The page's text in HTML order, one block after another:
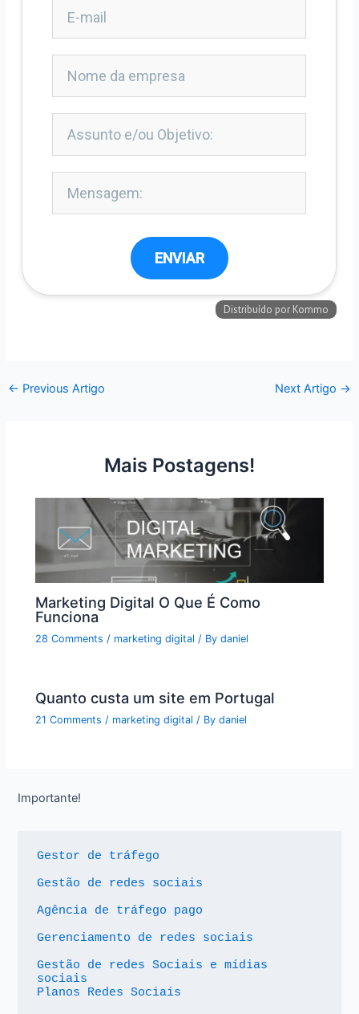
← Previous Artigo Next Artigo →
Mais Postagens!
Marketing Digital O Que É Como
Funciona
28 Comments / marketing digital / Bydaniel
Quanto custa um site em Portugal
21 Comments / marketing digital / Bydaniel
Importante!
Gestor de tráfego
Gestão de redes sociais
Agência de tráfego pago
Gerenciamento de redes sociais
Gestão de redes Sociais e mídias
sociais
Planos Redes Sociais